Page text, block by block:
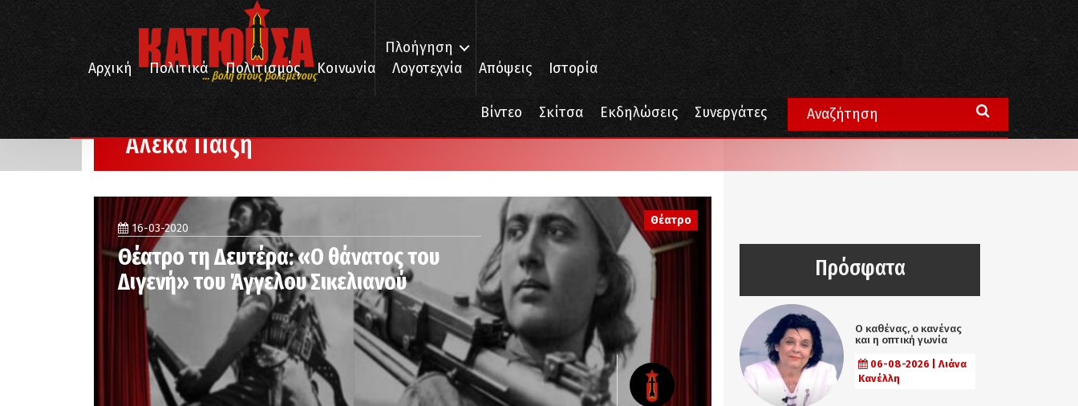
... βολή στους βολεμένους
Πλοήγηση
Αρχική
Πολιτικά Πολιτισμός Κοινωνία Λογοτεχνία Απόψεις Ιστορία
Βίντεο Σκίτσα Εκδηλώσεις Συνεργάτες
Αλέκα Παΐζη
Αλέκα Παΐζη
Θέατρο
16-03-2020
Θέατρο τη Δευτέρα: «Ο θάνατος του
Διγενή» του Άγγελου Σικελιανού
Πρόσφατα
Ο καθένας, ο κανένας
και η οπτική γωνία
06-08-2026 | Λιάνα
Κανέλλη